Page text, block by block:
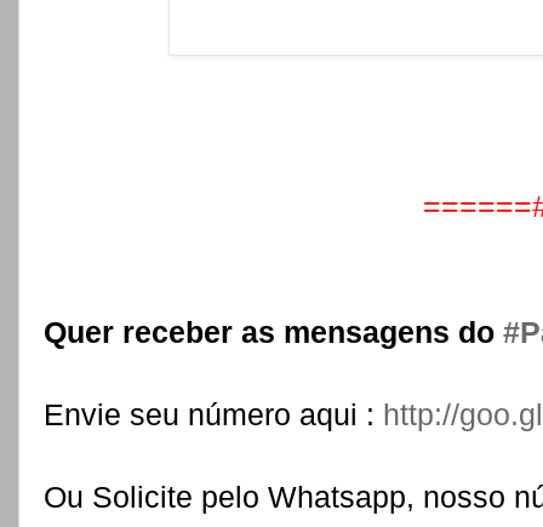
Quer receber as mensagens do
Envie seu número aqui : http://
Ou Solicite pelo Whatsapp, nosso